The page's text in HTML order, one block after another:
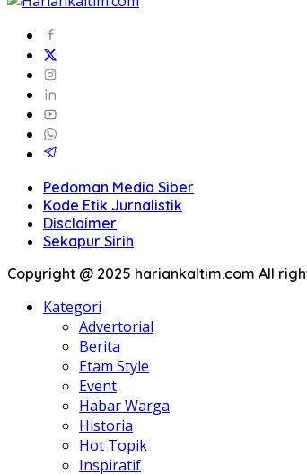
Pedoman Media Siber
Kode Etik Jurnalistik
Disclaimer
Sekapur Sirih
Copyright @ 2025 hariankaltim.com All
Kategori
Advertorial
Berita
Etam Style
Event
Habar Warga
Historia
Hot Topik
Inspiratif